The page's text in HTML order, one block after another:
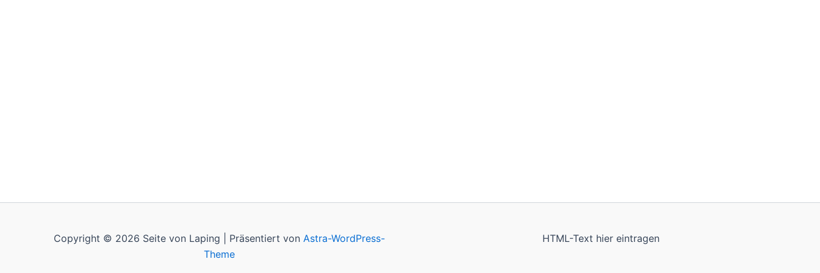
Copyright © 2026 Seite von Laping | Präsentiert von Astra-WordPress-
Theme
HTML-Text hier eintragen